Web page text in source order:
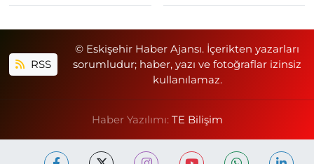
RSS
© Eskişehir Haber Ajansı. İçerikten yazarları
sorumludur; haber, yazı ve fotoğraflar izinsiz
kullanılamaz.
Haber Yazılımı: TE Bilişim